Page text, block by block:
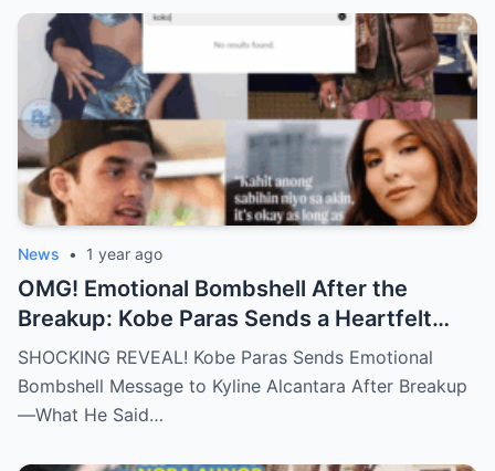
News • 1 year ago
OMG! Emotional Bombshell After the
Breakup: Kobe Paras Sends a Heartfelt
Message to Kyline Alcantara – His Words
Will Leave You Stunned and Speechless!
SHOCKING REVEAL! Kobe Paras Sends Emotional
Bombshell Message to Kyline Alcantara After Breakup
—What He Said…